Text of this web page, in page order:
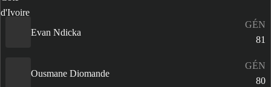
Evan Ndicka
GÉN
81
Ousmane Diomande
GÉN
80